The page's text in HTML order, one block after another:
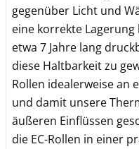
gegenüber Licht und
eine korrekte
etwa 7 Jahre lang
diese Haltbarkeit zu
Rollen idealerweise an
und damit unsere
äußeren Einflüssen
die EC-Rollen in einer